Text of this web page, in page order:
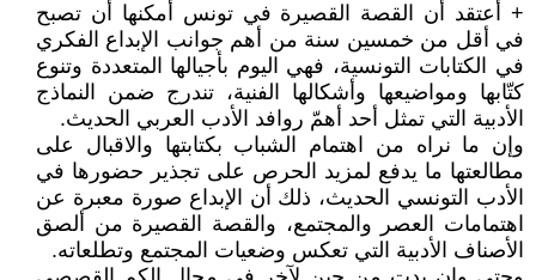
+ أعتقد أن القصة القصيرة في تونس أمكنها أن تصبح
في أقل من خمسين سنة من أهم جوانب الإبداع الفكري
في الكتابات التونسية، فهي اليوم بأجيالها المتعددة وتنوع
كتّابها ومواضيعها وأشكالها الفنية، تندرج ضمن النماذج
الأدبية التي تمثل أحد أهمّ روافد الأدب العربي الحديث.
وإن ما نراه من اهتمام الشباب بكتابتها والاقبال على
مطالعتها ما يدفع لمزيد الحرص على تجذير حضورها في
الأدب التونسي الحديث، ذلك أن الإبداع صورة معبرة عن
اهتمامات العصر والمجتمع، والقصة القصيرة من ألصق
الأصناف الأدبية التي تعكس وضعيات المجتمع وتطلعاته.